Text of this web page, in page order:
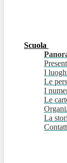
Scuola
I
Le
I
Le
La